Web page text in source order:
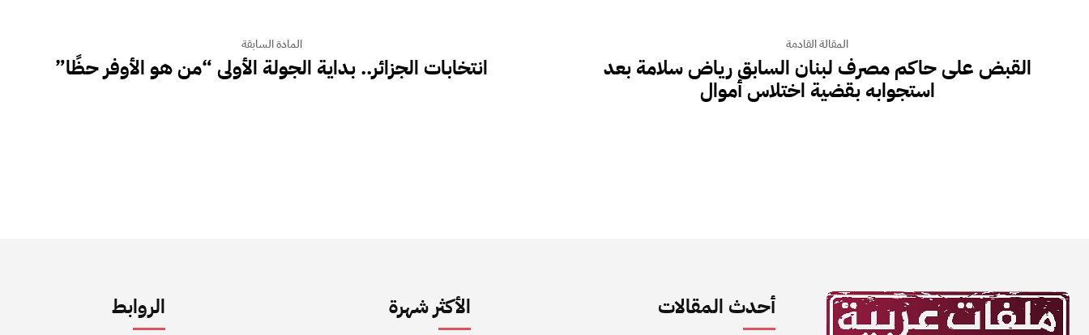
المادة السابقة
انتخابات الجزائر.. بداية الجولة الأولى “من هو الأوفر حظًا”
المقالة القادمة
‎القبض على حاكم مصرف لبنان السابق رياض سلامة بعد
استجوابه بقضية اختلاس أموال
الروابط الأكثر شهرة أحدث المقالات